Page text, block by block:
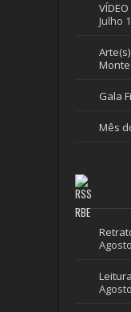
VÍDEO
Julho
Gala
Mês
RBE